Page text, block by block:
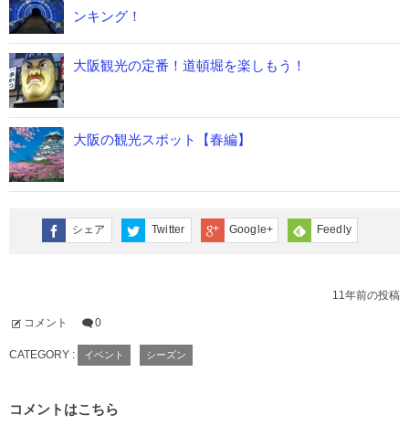
ンキング！
大阪観光の定番！道頓堀を楽しもう！
大阪の観光スポット【春編】
シェア Twitter Google+ Feedly
11年前の投稿
コメント 0
CATEGORY : イベント シーズン
コメントはこちら